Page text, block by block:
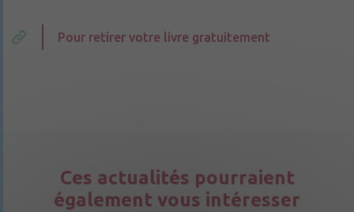
Pour retirer votre livre gratuitement
Ces actualités pourraient
également vous intéresser